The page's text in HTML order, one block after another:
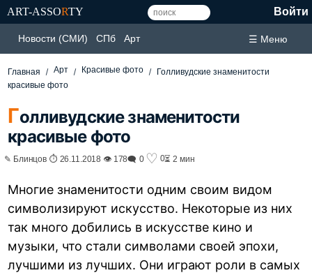
ART-ASSORTY Войти
Новости (СМИ) СПб Арт ☰ Меню
Главная Арт Красивые фото
Голливудские знаменитости
красивые фото
Голливудские знаменитости
красивые фото
✎ Блинцов ⏱ 26.11.2018 👁 178🗨 0 ♡ 0⏳ 2 мин
Многие знаменитости одним своим видом
символизируют искусство. Некоторые из них
так много добились в искусстве кино и
музыки, что стали символами своей эпохи,
лучшими из лучших. Они играют роли в самых